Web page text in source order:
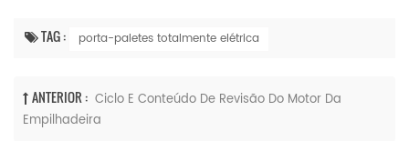
TAG : porta-paletes totalmente elétrica
ANTERIOR : Ciclo E Conteúdo De Revisão Do Motor Da
Empilhadeira